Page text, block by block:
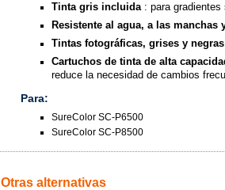
Tinta gris incluida: para gradientes
Resistente al agua, a las manchas
Tintas fotográficas, grises y
Cartuchos de tinta de alta
reduce la necesidad de cambios
Para:
SureColor SC-P6500
SureColor SC-P8500
Otras alternativas